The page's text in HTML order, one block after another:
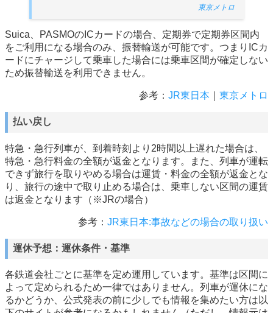
東京メトロ
Suica、PASMOのICカードの場合、定期券で定期券区間内
をご利用になる場合のみ、振替輸送が可能です。つまりICカ
ードにチャージして乗車した場合には乗車区間が確定しない
ため振替輸送を利用できません。
参考： JR東日本 東京メトロ
払い戻し
特急・急行列車が、到着時刻より2時間以上遅れた場合は、
特急・急行料金の全額が返金となります。また、列車が運転
できず旅行を取りやめる場合は運賃・料金の全額が返金とな
り、旅行の途中で取り止める場合は、乗車しない区間の運賃
は返金となります（※JRの場合）
参考： JR東日本:事故などの場合の取り扱い
運休予想：運休条件・基準
各鉄道会社ごとに基準を定め運用しています。基準は区間に
よって定められるため一律ではありません。列車が運休にな
るかどうか、公式発表の前に少しでも情報を集めたい方は以